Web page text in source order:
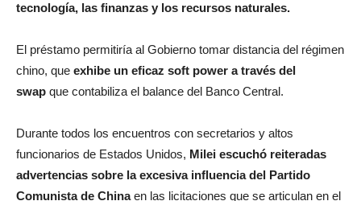
tecnología, las finanzas y los recursos naturales.
El préstamo permitiría al Gobierno tomar distancia del régimen
chino, que exhibe un eficaz soft power a través del
swap que contabiliza el balance del Banco Central.
Durante todos los encuentros con secretarios y altos
funcionarios de Estados Unidos, Milei escuchó reiteradas
advertencias sobre la excesiva influencia del Partido
Comunista de Chinaen las licitaciones que se articulan en el